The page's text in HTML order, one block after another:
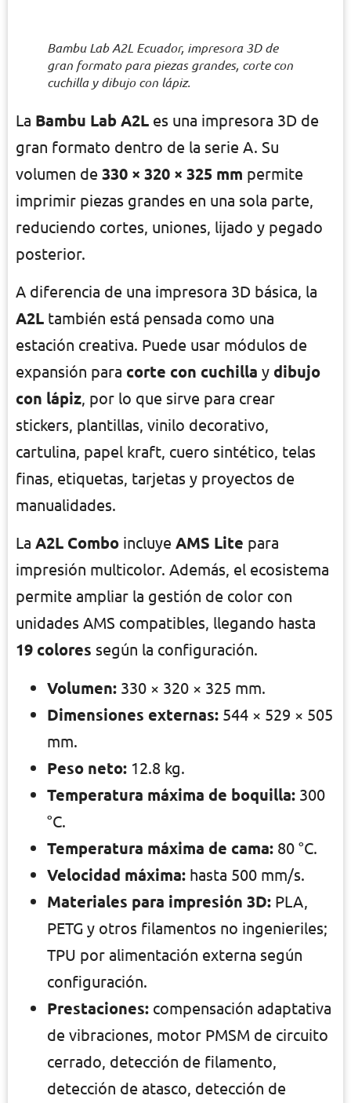
Bambu Lab A2L Ecuador, impresora 3D de
gran formato para piezas grandes, corte con
cuchilla y dibujo con lápiz.
La Bambu Lab A2L es una impresora 3D de
gran formato dentro de la serie A. Su
volumen de 330 × 320 × 325 mm permite
imprimir piezas grandes en una sola parte,
reduciendo cortes, uniones, lijado y pegado
posterior.
A diferencia de una impresora 3D básica, la
A2L también está pensada como una
estación creativa. Puede usar módulos de
expansión para corte con cuchilla y dibujo
con lápiz , por lo que sirve para crear
stickers, plantillas, vinilo decorativo,
cartulina, papel kraft, cuero sintético, telas
finas, etiquetas, tarjetas y proyectos de
manualidades.
La A2L Combo incluye AMS Lite para
impresión multicolor. Además, el ecosistema
permite ampliar la gestión de color con
unidades AMS compatibles, llegando hasta
19 colores según la configuración.
Volumen: 330 × 320 × 325 mm.
Dimensiones externas: 544 × 529 × 505
mm.
Peso neto: 12.8 kg.
Temperatura máxima de boquilla: 300
°C.
Temperatura máxima de cama: 80 °C.
Velocidad máxima: hasta 500 mm/s.
Materiales para impresión 3D: PLA,
PETG y otros filamentos no ingenieriles;
TPU por alimentación externa según
configuración.
Prestaciones: compensación adaptativa
de vibraciones, motor PMSM de circuito
cerrado, detección de filamento,
detección de atasco, detección de